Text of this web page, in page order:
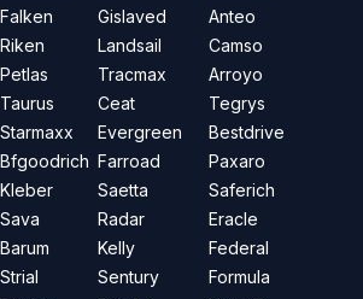
Falken
Riken
Petlas
Taurus
Starmaxx
Bfgoodrich
Kleber
Sava
Barum
Strial
Gislaved
Landsail
Tracmax
Ceat
Evergreen
Farroad
Saetta
Radar
Kelly
Sentury
Anteo
Camso
Arroyo
Tegrys
Bestdrive
Paxaro
Saferich
Eracle
Federal
Formula